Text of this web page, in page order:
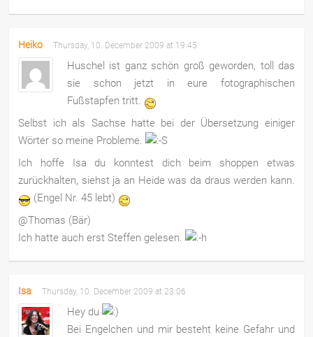
Heiko Thursday, 10. December 2009 at 19:45
Huschel ist ganz schön groß geworden, toll das
sie schon jetzt in eure fotographischen
Fußstapfen tritt.
Selbst ich als Sachse hatte bei der Übersetzung einiger
Wörter so meine Probleme.
Ich hoffe Isa du konntest dich beim shoppen etwas
zurückhalten, siehst ja an Heide was da draus werden kann.
(Engel Nr. 45 lebt)
@Thomas (Bär)
Ich hatte auch erst Steffen gelesen.
Isa Thursday, 10. December 2009 at 23:06
Hey du
Bei Engelchen und mir besteht keine Gefahr und